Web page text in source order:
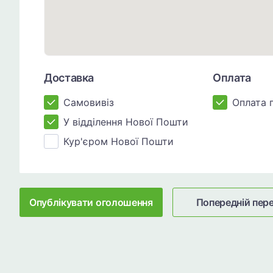
Доставка
Самовивіз
У відділення Нової Пошти
Кур'єром Нової Пошти
Оплата
Оплата
Опублікувати оголошення Попередній